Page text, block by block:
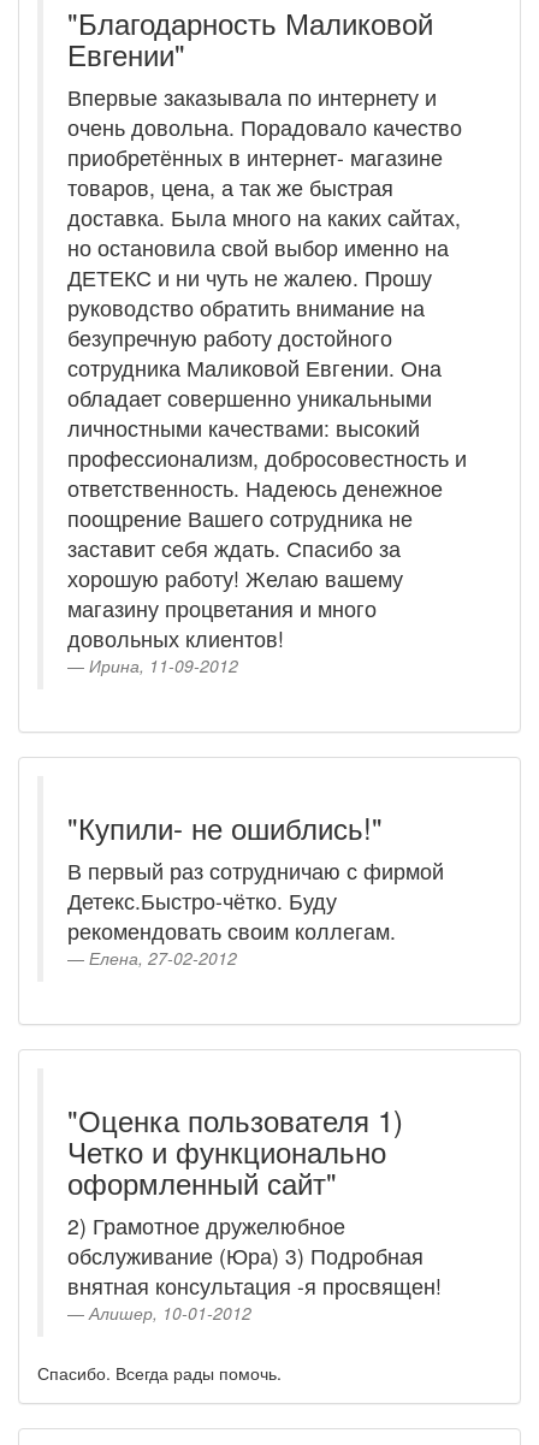
"Благодарность Маликовой
Евгении"
Впервые заказывала по интернету и
очень довольна. Порадовало качество
приобретённых в интернет- магазине
товаров, цена, а так же быстрая
доставка. Была много на каких сайтах,
но остановила свой выбор именно на
ДЕТЕКС и ни чуть не жалею. Прошу
руководство обратить внимание на
безупречную работу достойного
сотрудника Маликовой Евгении. Она
обладает совершенно уникальными
личностными качествами: высокий
профессионализм, добросовестность и
ответственность. Надеюсь денежное
поощрение Вашего сотрудника не
заставит себя ждать. Спасибо за
хорошую работу! Желаю вашему
магазину процветания и много
довольных клиентов!
Ирина, 11-09-2012
"Купили- не ошиблись!"
В первый раз сотрудничаю с фирмой
Детекс.Быстро-чётко. Буду
рекомендовать своим коллегам.
Елена, 27-02-2012
"Оценка пользователя 1)
Четко и функционально
оформленный сайт"
2) Грамотное дружелюбное
обслуживание (Юра) 3) Подробная
внятная консультация -я просвящен!
Алишер, 10-01-2012
Спасибо. Всегда рады помочь.